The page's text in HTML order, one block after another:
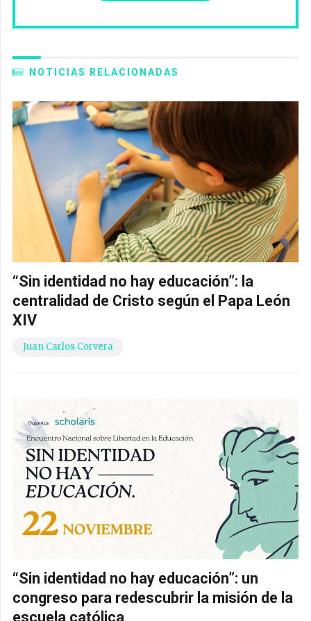
NOTICIAS RELACIONADAS
“Sin identidad no hay educación”: la
centralidad de Cristo según el Papa León
XIV
Juan Carlos Corvera
“Sin identidad no hay educación”: un
congreso para redescubrir la misión de la
escuela católica